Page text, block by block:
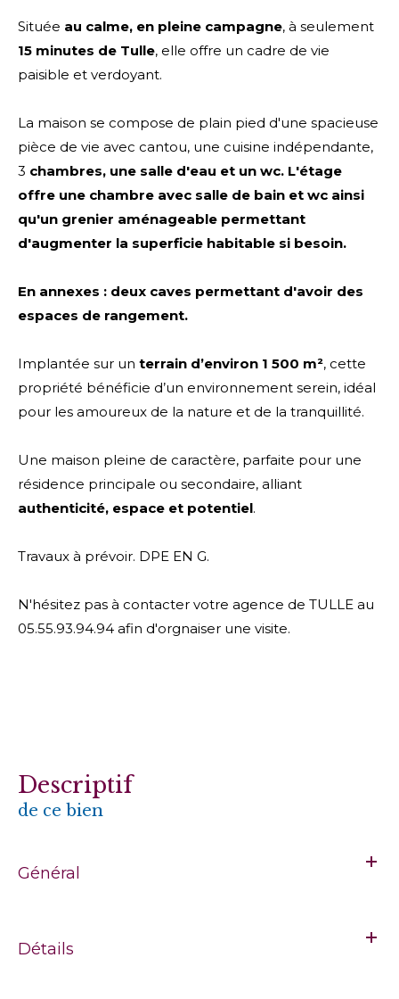
Située au calme, en pleine campagne, à seulement
15 minutes de Tulle, elle offre un cadre de vie
paisible et verdoyant.
La maison se compose de plain pied d'une spacieuse
pièce de vie avec cantou, une cuisine indépendante,
3 chambres, une salle d'eau et un wc. L'étage
offre une chambre avec salle de bain et wc ainsi
qu'un grenier aménageable permettant
d'augmenter la superficie habitable si besoin.
En annexes : deux caves permettant d'avoir des
espaces de rangement.
Implantée sur un terrain d’environ 1 500 m², cette
propriété bénéficie d’un environnement serein, idéal
pour les amoureux de la nature et de la tranquillité.
Une maison pleine de caractère, parfaite pour une
résidence principale ou secondaire, alliant
authenticité, espace et potentiel.
Travaux à prévoir. DPE EN G.
N'hésitez pas à contacter votre agence de TULLE au
05.55.93.94.94 afin d'orgnaiser une visite.
descriptif
de ce bien
Général
Détails